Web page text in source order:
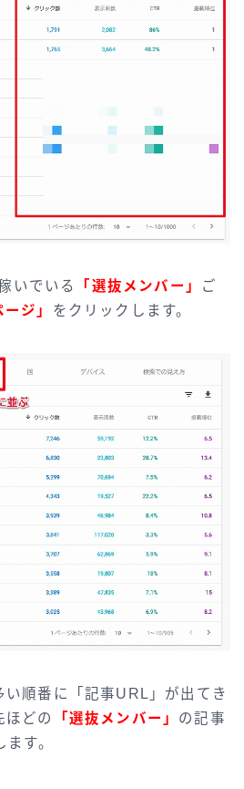
いでいる 「選抜メンバー」
ご
ージ」 をクリックします。
い順番に「記事URL」が出てき
ほどの
「選抜メンバー」 の記事
す。